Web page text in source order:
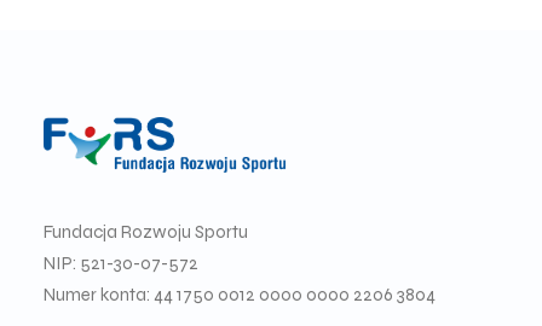
Fundacja Rozwoju Sportu
NIP: 521-30-07-572
Numer konta: 44 1750 0012 0000 0000 2206 3804